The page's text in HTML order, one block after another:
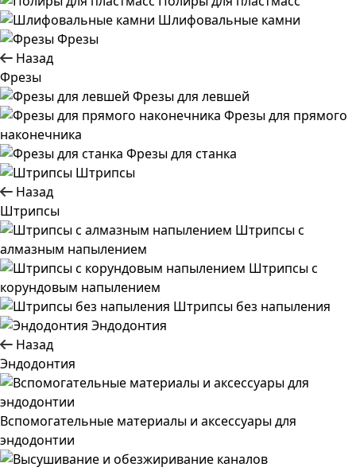
Шлифовальные камни
Фрезы
Назад
Фрезы
Фрезы для левшей
Фрезы для прямого
наконечника
Фрезы для станка
Штрипсы
Назад
Штрипсы
Штрипсы c
алмазным напылением
Штрипсы c
корундовым напылением
Штрипсы без напыления
Эндодонтия
Назад
Эндодонтия
Вспомогательные материалы и аксессуары для
эндодонтии